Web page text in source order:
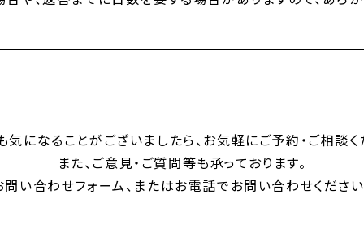
気になることがございましたら、お気軽にご予約・ご相談く
また、ご意見・ご質問等も承っております。
問い合わせフォーム、またはお電話でお問い合わせください